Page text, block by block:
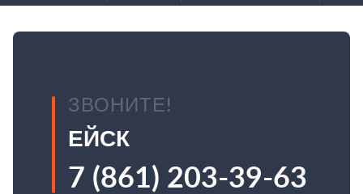
ЗВОНИТЕ!
ЕЙСК
7 (861) 203-39-63